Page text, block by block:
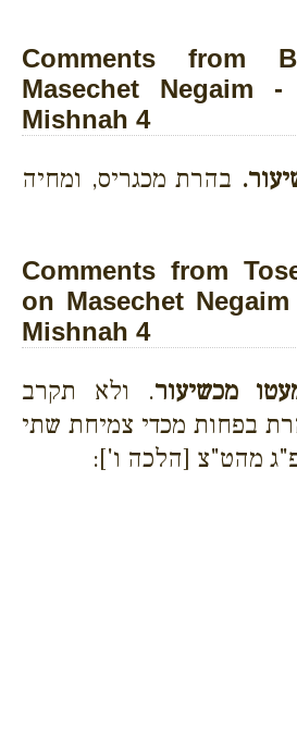
Comments from
Masechet Negaim
Mishnah 4
בהרת מכגריס, ומחיה
Comments from
on Masechet
Mishnah 4
מכשיעור. ולא תקרב
בפחות מכדי צמיחת שתי
מהט"צ [הלכה ו']: